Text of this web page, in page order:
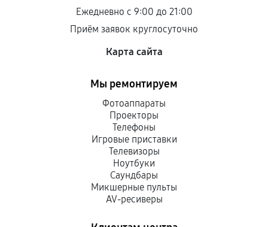
Ежедневно с 9:00 до 21:00
Приём заявок круглосуточно
Карта сайта
Мы ремонтируем
Фотоаппараты
Проекторы
Телефоны
Игровые приставки
Телевизоры
Ноутбуки
Саундбары
Микшерные пульты
AV-ресиверы